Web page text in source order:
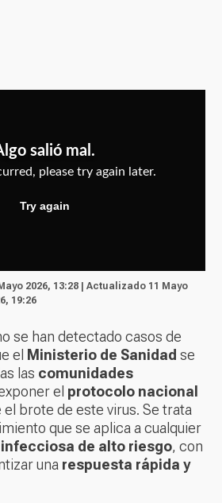
2026, 13:28 | Actualizado 11 Mayo
19:26
se han detectado casos de
el Ministerio de Sanidad se
las comunidades
el protocolo nacional
el brote de este virus. Se trata
que se aplica a cualquier
de alto riesgo, con
una respuesta rápida y